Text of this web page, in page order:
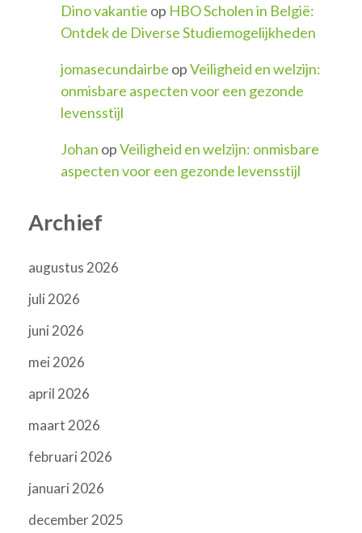
Dino vakantie op HBO Scholen in België:
Ontdek de Diverse Studiemogelijkheden
jomasecundairbe opVeiligheid en welzijn:
onmisbare aspecten voor een gezonde
levensstijl
Johan opVeiligheid en welzijn: onmisbare
aspecten voor een gezonde levensstijl
Archief
augustus 2026
juli 2026
juni 2026
mei 2026
april 2026
maart 2026
februari 2026
januari 2026
december 2025